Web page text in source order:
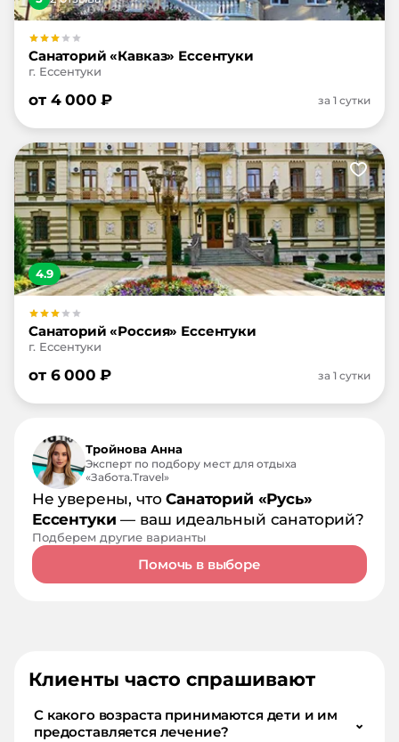
Санаторий «Кавказ» Ессентуки
г. Ессентуки
от 4 000 ₽ за 1 сутки
4.9
Санаторий «Россия» Ессентуки
г. Ессентуки
от 6 000 ₽ за 1 сутки
Тройнова Анна
Эксперт по подбору мест для отдыха
«Забота.Travel»
Не уверены, чтоСанаторий «Русь»
Ессентуки — ваш идеальный санаторий?
Подберем другие варианты
Помочь в выборе
Клиенты часто спрашивают
С какого возраста принимаются дети и им
предоставляется лечение?
⌄